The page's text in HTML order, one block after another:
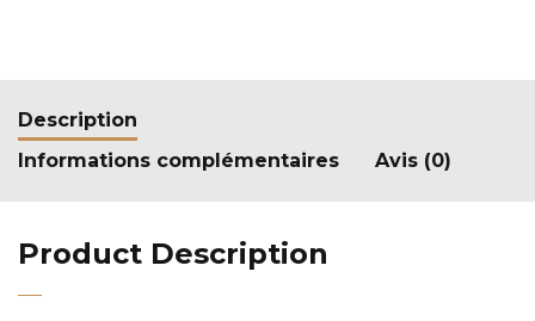
Description
Informations complémentaires
Avis (0)
Product Description